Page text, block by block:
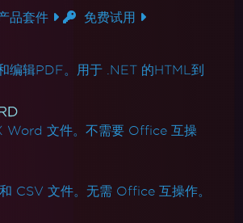
应用服务
用服务 (Debian 10 Buster) - 缺少软件
10 (Buster)上部署IronPdf的故障排除
Azure/Linux Ubuntu 24.04依赖性问
9/.NET 10)
Linux 2023上的xorg-x11-utils，
构建失败
Cloud Run部署
品套件 免费试用
编辑PDF。用于 .NET 的HTML到
Word 文件。不需要 Office 互操
CSV 文件。无需 Office 互操作。